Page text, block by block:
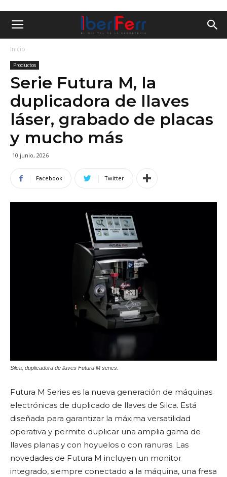
Inicio
Productos
Serie Futura M, la
duplicadora de llaves
láser, grabado de placas
y mucho más
10 junio, 2026
Facebook Twitter
Silca, duplicadora de llaves Futura M series.
Futura M Series es la nueva generación de máquinas
electrónicas de duplicado de llaves de Silca. Está
diseñada para garantizar la máxima versatilidad
operativa y permite duplicar una amplia gama de
llaves planas y con hoyuelos o con ranuras. Las
novedades de Futura M incluyen un monitor
integrado, siempre conectado a la máquina, una fresa